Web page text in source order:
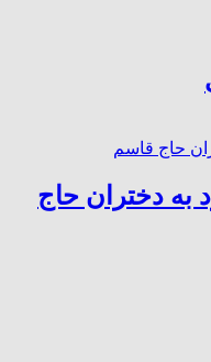
به دختران حاج